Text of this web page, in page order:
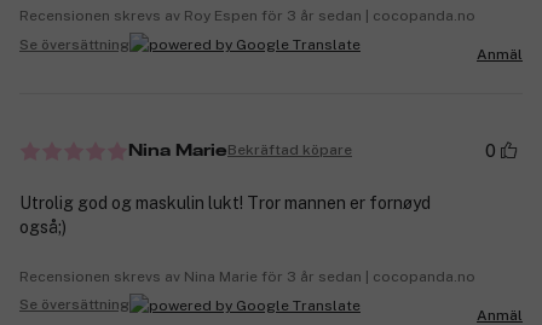
Recensionen skrevs av Roy Espen för 3 år sedan | cocopanda.no
Se översättning
Anmäl
Nina MarieBekräftad köpare 0
Utrolig god og maskulin lukt! Tror mannen er fornøyd
også;)
Recensionen skrevs av Nina Marie för 3 år sedan | cocopanda.no
Se översättning
Anmäl